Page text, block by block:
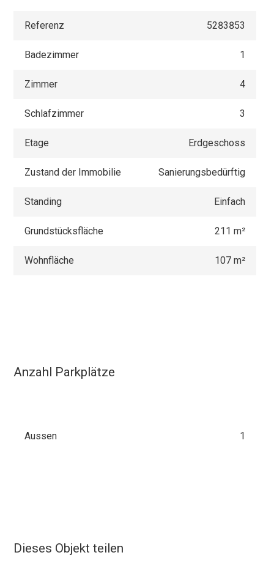
Referenz 5283853
Badezimmer 1
Zimmer 4
Schlafzimmer 3
Etage Erdgeschoss
Zustand der Immobilie Sanierungsbedürftig
Standing Einfach
Grundstücksfläche 211 m²
Wohnfläche 107 m²
Anzahl Parkplätze
Aussen 1
Dieses Objekt teilen